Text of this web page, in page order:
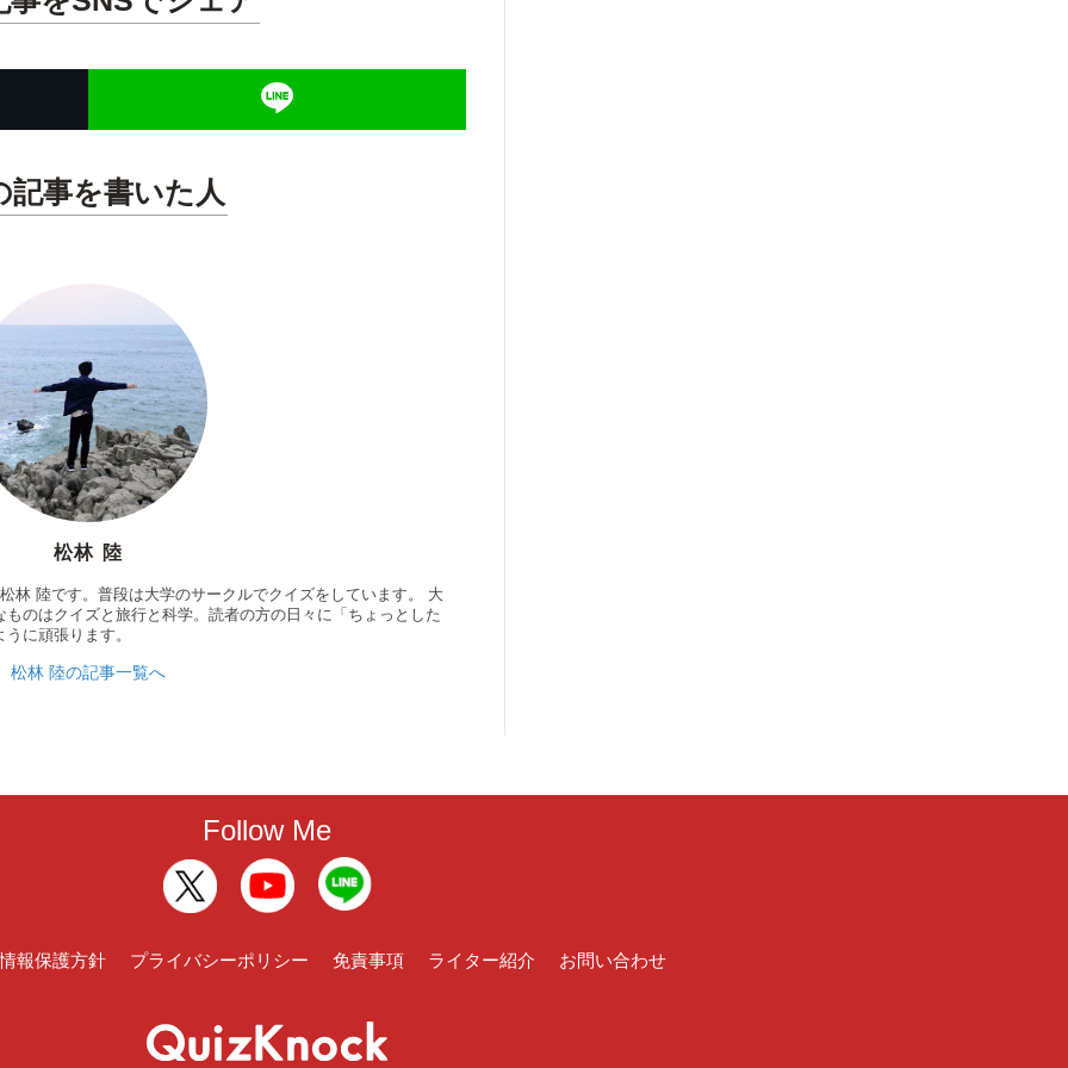
記事を書いた人
松林 陸
林 陸です。普段は大学のサークルでクイズをしています。 大
のはクイズと旅行と科学。読者の方の日々に「ちょっとした
に頑張ります。
松林 陸の記事一覧へ
Follow Me
報保護方針 プライバシーポリシー 免責事項 ライター紹介 お問い合わせ